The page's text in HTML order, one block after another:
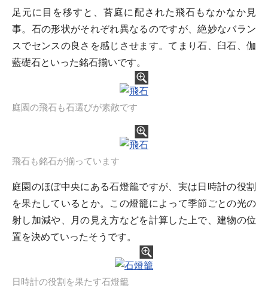
足元に目を移すと、苔庭に配された飛石もなかなか見
事。石の形状がそれぞれ異なるのですが、絶妙なバラン
スでセンスの良さを感じさせます。てまり石、臼石、伽
藍礎石といった銘石揃いです。
庭園の飛石も石選びが素敵です
飛石も銘石が揃っています
庭園のほぼ中央にある石燈籠ですが、実は日時計の役割
を果たしているとか。この燈籠によって季節ごとの光の
射し加減や、月の見え方などを計算した上で、建物の位
置を決めていったそうです。
日時計の役割を果たす石燈籠